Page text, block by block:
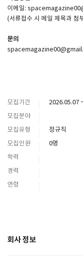
이메일:
(서류접수 시 메일 제목과
문의
모집기간
2026.05.07
모집분야
모집유형
정규직
모집인원
0명
학력
경력
연령
회사 정보